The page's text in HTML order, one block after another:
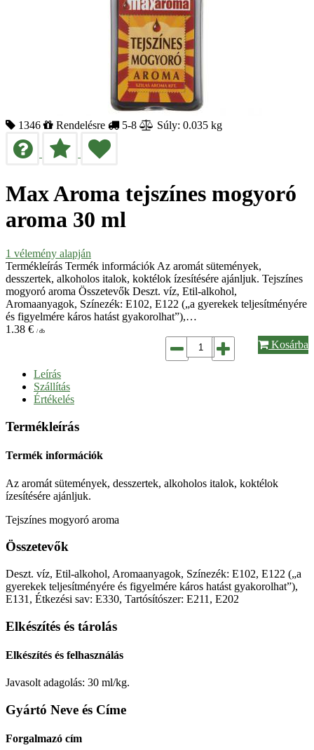
1346 Rendelésre 5-8 Súly: 0.035 kg
Max Aroma tejszínes mogyoró
aroma 30 ml
1 vélemény alapján
Termékleírás Termék információk Az aromát sütemények,
desszertek, alkoholos italok, koktélok ízesítésére ajánljuk. Tejszínes
mogyoró aroma Összetevők Deszt. víz, Etil-alkohol,
Aromaanyagok, Színezék: E102, E122 („a gyerekek teljesítményére
és figyelmére káros hatást gyakorolhat”),…
1.38 € / db
Kosárba
Leírás
Szállítás
Értékelés
Termékleírás
Termék információk
Az aromát sütemények, desszertek, alkoholos italok, koktélok
ízesítésére ajánljuk.
Tejszínes mogyoró aroma
Összetevők
Deszt. víz, Etil-alkohol, Aromaanyagok, Színezék: E102, E122 („a
gyerekek teljesítményére és figyelmére káros hatást gyakorolhat”),
E131, Étkezési sav: E330, Tartósítószer: E211, E202
Elkészítés és tárolás
Elkészítés és felhasználás
Javasolt adagolás: 30 ml/kg.
Gyártó Neve és Címe
Forgalmazó cím